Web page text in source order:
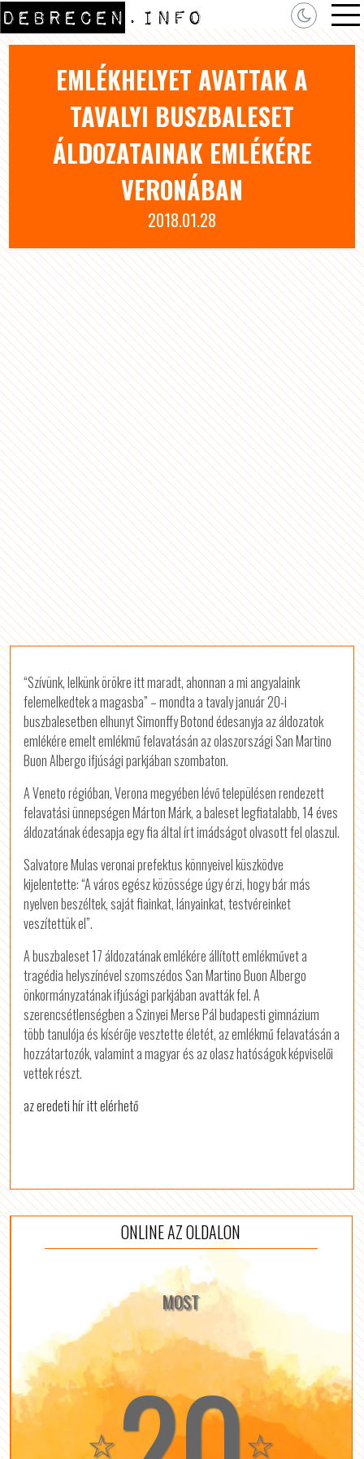
EMLÉKHELYET AVATTAK A
TAVALYI BUSZBALESET
ÁLDOZATAINAK EMLÉKÉRE
VERONÁBAN
2018.01.28
“Szívünk, lelkünk örökre itt maradt, ahonnan a mi angyalaink
felemelkedtek a magasba” – mondta a tavaly január 20-i
buszbalesetben elhunyt Simonffy Botond édesanyja az áldozatok
emlékére emelt emlékmű felavatásán az olaszországi San Martino
Buon Albergo ifjúsági parkjában szombaton.
A Veneto régióban, Verona megyében lévő településen rendezett
felavatási ünnepségen Márton Márk, a baleset legfiatalabb, 14 éves
áldozatának édesapja egy fia által írt imádságot olvasott fel olaszul.
Salvatore Mulas veronai prefektus könnyeivel küszködve
kijelentette: “A város egész közössége úgy érzi, hogy bár más
nyelven beszéltek, saját fiainkat, lányainkat, testvéreinket
veszítettük el”.
A buszbaleset 17 áldozatának emlékére állított emlékművet a
tragédia helyszínével szomszédos San Martino Buon Albergo
önkormányzatának ifjúsági parkjában avatták fel. A
szerencsétlenségben a Szinyei Merse Pál budapesti gimnázium
több tanulója és kísérője vesztette életét, az emlékmű felavatásán a
hozzátartozók, valamint a magyar és az olasz hatóságok képviselői
vettek részt.
az eredeti hír itt elérhető
ONLINE AZ OLDALON
MOST
☆ ☆